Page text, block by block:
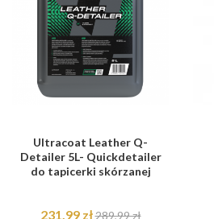
Ultracoat Leather Q-
Detailer 5L- Quickdetailer
do tapicerki skórzanej
231,99 zł289,99 zł